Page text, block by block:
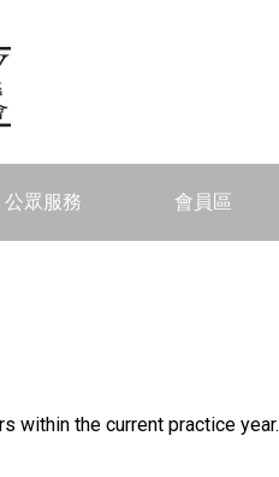
公眾服務 會員區
within the current practice year.